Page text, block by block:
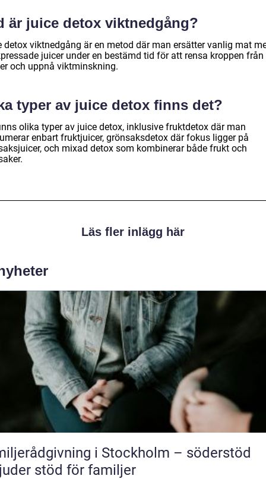
är juice detox viktnedgång?
detox viktnedgång är en metod där man ersätter vanlig mat
juicer under en bestämd tid för att rensa kroppen från
och uppnå viktminskning.
typer av juice detox finns det?
olika typer av juice detox, inklusive fruktdetox där man
enbart fruktjuicer, grönsaksdetox där fokus ligger på
och mixad detox som kombinerar både frukt och
Läs fler inlägg här
i Stockholm – söderstöd
stöd för familjer